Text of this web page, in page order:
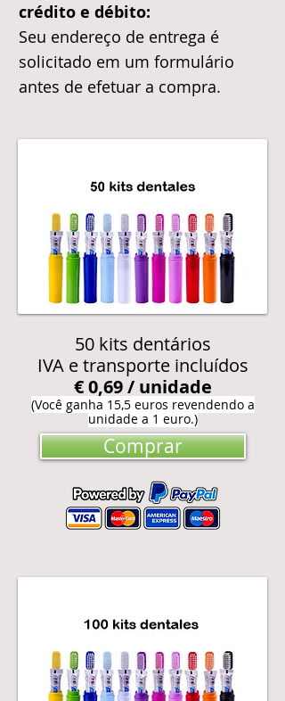
crédito e débito:
Seu endereço de entrega é
solicitado em um formulário
antes de efetuar a compra.
50 kits dentários
IVA e transporte incluídos
€ 0,69 / unidade
(Você ganha 15,5 euros revendendo a
unidade a 1 euro.)
Comprar